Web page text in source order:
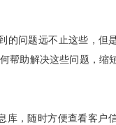
的问题远不止这些，但
帮助解决这些问题，缩
库，随时方便查看客户